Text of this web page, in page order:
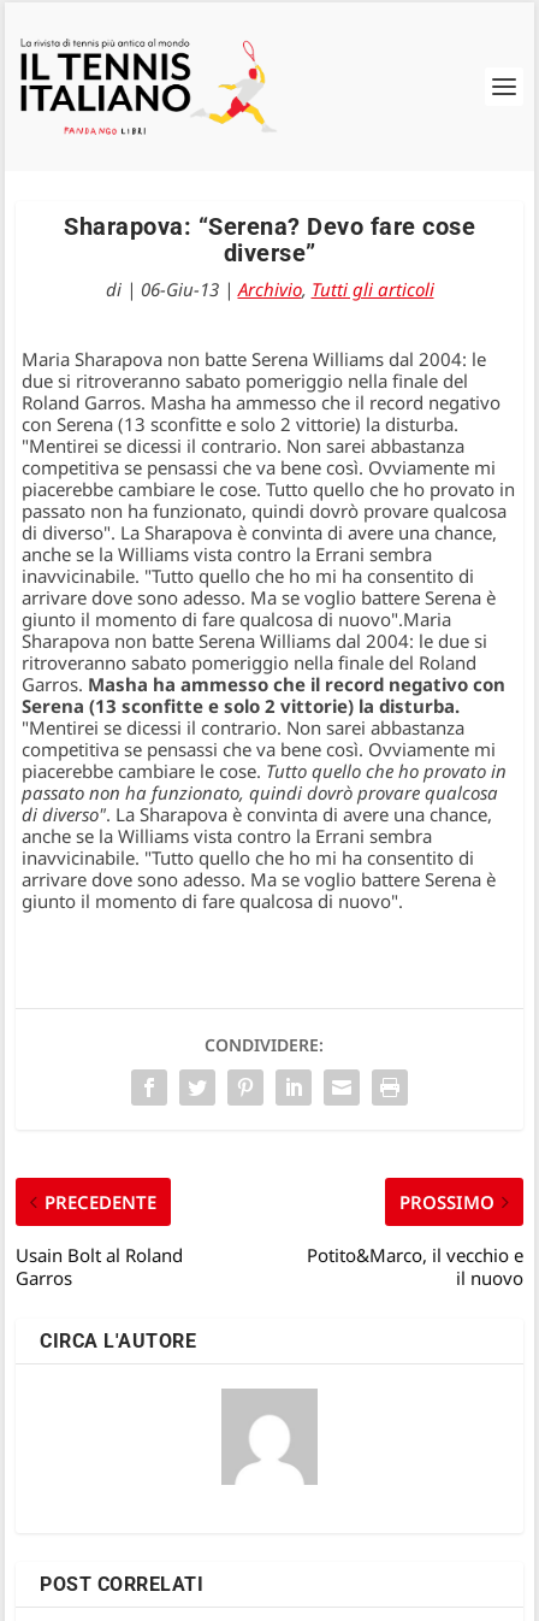
Sharapova: “Serena? Devo fare cose
diverse”
di | 06-Giu-13|Archivio, Tutti gli articoli
Maria Sharapova non batte Serena Williams dal 2004: le
due si ritroveranno sabato pomeriggio nella finale del
Roland Garros. Masha ha ammesso che il record negativo
con Serena (13 sconfitte e solo 2 vittorie) la disturba.
"Mentirei se dicessi il contrario. Non sarei abbastanza
competitiva se pensassi che va bene così. Ovviamente mi
piacerebbe cambiare le cose. Tutto quello che ho provato in
passato non ha funzionato, quindi dovrò provare qualcosa
di diverso". La Sharapova è convinta di avere una chance,
anche se la Williams vista contro la Errani sembra
inavvicinabile. "Tutto quello che ho mi ha consentito di
arrivare dove sono adesso. Ma se voglio battere Serena è
giunto il momento di fare qualcosa di nuovo".Maria
Sharapova non batte Serena Williams dal 2004: le due si
ritroveranno sabato pomeriggio nella finale del Roland
Garros. Masha ha ammesso che il record negativo con
Serena (13 sconfitte e solo 2 vittorie) la disturba.
"Mentirei se dicessi il contrario. Non sarei abbastanza
competitiva se pensassi che va bene così. Ovviamente mi
piacerebbe cambiare le cose. Tutto quello che ho provato in
passato non ha funzionato, quindi dovrò provare qualcosa
di diverso". La Sharapova è convinta di avere una chance,
anche se la Williams vista contro la Errani sembra
inavvicinabile. "Tutto quello che ho mi ha consentito di
arrivare dove sono adesso. Ma se voglio battere Serena è
giunto il momento di fare qualcosa di nuovo".
CONDIVIDERE:
PRECEDENTE
Usain Bolt al Roland
Garros
PROSSIMO
Potito&Marco, il vecchio e
il nuovo
CIRCA L'AUTORE
POST CORRELATI